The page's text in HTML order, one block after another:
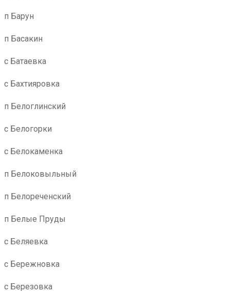
п Барун
п Басакин
с Батаевка
с Бахтияровка
п Белоглинский
с Белогорки
с Белокаменка
п Белоковыльный
п Белореченский
п Белые Пруды
с Беляевка
с Бережновка
с Березовка